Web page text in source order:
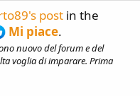
post in the
Mi piace.
nuovo del forum e del
voglia di imparare. Prima